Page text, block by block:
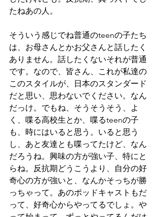
たねあの人。
そういう感じでね普通のteenの子たち
は、お母さんとかお父さんと話したく
ありません。話したくないそれが普通
です。なので、皆さん、これが私達の
このスタイルが、日本のスタンダード
だと思い、思わないでください。なん
だっけ。でもね、そうそうそう、よ
く、喋る高校生とか、喋るteenの子
も、時にはいると思う。いると思う
し、あと友達とも喋ってたけど、なん
だろうね。興味の方が強い子、特にと
らね。反抗期どうこうより、自分の好
奇心の方が強いと、なんかそっちが勝
っちゃって。あのポッドキャストもだ
って、好奇心からやってるでしょ。や